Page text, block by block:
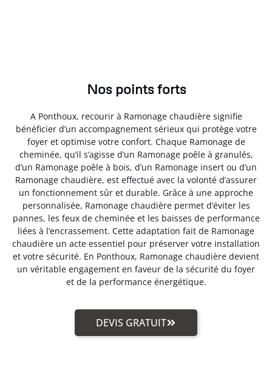
Nos points forts
A Ponthoux, recourir à Ramonage chaudière signifie
bénéficier d’un accompagnement sérieux qui protège votre
foyer et optimise votre confort. Chaque Ramonage de
cheminée, qu’il s’agisse d’un Ramonage poêle à granulés,
d’un Ramonage poêle à bois, d’un Ramonage insert ou d’un
Ramonage chaudière, est effectué avec la volonté d’assurer
un fonctionnement sûr et durable. Grâce à une approche
personnalisée, Ramonage chaudière permet d’éviter les
pannes, les feux de cheminée et les baisses de performance
liées à l’encrassement. Cette adaptation fait de Ramonage
chaudière un acte essentiel pour préserver votre installation
et votre sécurité. En Ponthoux, Ramonage chaudière devient
un véritable engagement en faveur de la sécurité du foyer
et de la performance énergétique.
DEVIS GRATUIT